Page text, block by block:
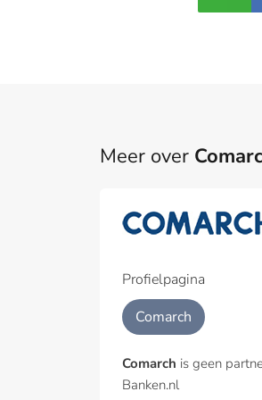
Meer over
Profielpagina
Comarch
Comarch is geen
Banken.nl
Het verkopen van
verzekeringen: wat
er moet veranderen?
De rol